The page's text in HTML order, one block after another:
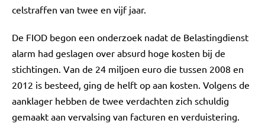
celstraffen van twee en vijf jaar.
De FIOD begon een onderzoek nadat de Belastingdienst
alarm had geslagen over absurd hoge kosten bij de
stichtingen. Van de 24 miljoen euro die tussen 2008 en
2012 is besteed, ging de helft op aan kosten. Volgens de
aanklager hebben de twee verdachten zich schuldig
gemaakt aan vervalsing van facturen en verduistering.